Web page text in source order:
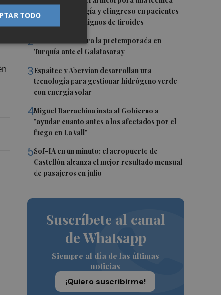
que evita la cirugía y el ingreso en pacientes
con nódulos benignos de tiroides
2 El Villarreal cierra la pretemporada en
Turquía ante el Galatasaray
3Espaitec y Abervian desarrollan una
tecnología para gestionar hidrógeno verde
con energía solar
4Miguel Barrachina insta al Gobierno a
"ayudar cuanto antes a los afectados por el
fuego en La Vall"
5Sof-IA en un minuto: el aeropuerto de
Castellón alcanza el mejor resultado mensual
de pasajeros en julio
Suscríbete al canal
de Whatsapp
Siempre al día de las últimas
noticias
¡Quiero suscribirme!
TODO